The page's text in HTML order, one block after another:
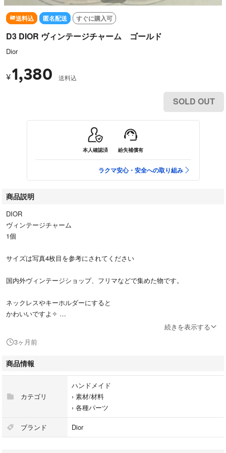
送料込 匿名配送 すぐに購入可
D3 DIOR ヴィンテージチャーム ゴールド
Dior
¥1,380 送料込
SOLD OUT
本人確認済 紛失補償有
ラクマ安心・安全への取り組み
商品説明
DIOR
ヴィンテージチャーム
1個
サイズは写真4枚目を参考にされてください
国内外ヴィンテージショップ、フリマなどで集めた物です。
ネックレスやキーホルダーにすると
かわいいですよ✧
#ヴィンテージ
#チャーム
#ネックレス
続きを表示する
3ヶ月前
商品情報
カテゴリ
ハンドメイド
› 素材/材料
› 各種パーツ
ブランド Dior